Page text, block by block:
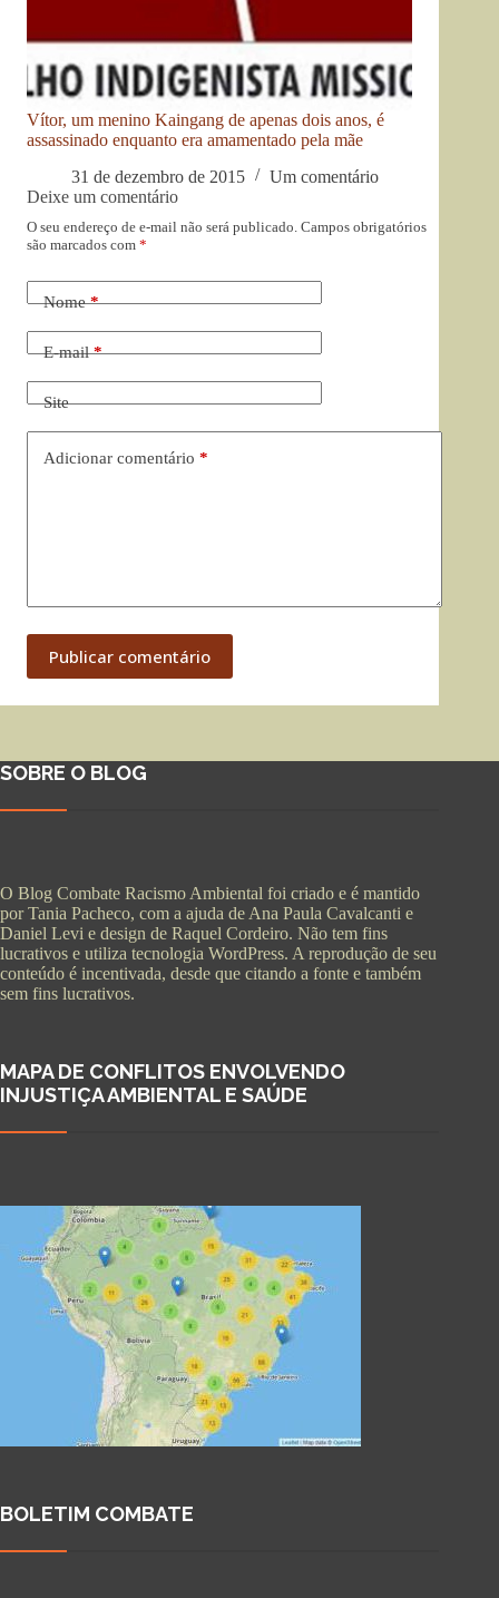
Vítor, um menino Kaingang de apenas dois anos, é
assassinado enquanto era amamentado pela mãe
31 de dezembro de 2015
Um comentário
Deixe um comentário
O seu endereço de e-mail não será publicado. Campos obrigatórios
são marcados com *
Nome*
E-mail*
Site
Adicionar comentário *
Publicar comentário
SOBRE O BLOG
O Blog Combate Racismo Ambiental foi criado e é mantido
por Tania Pacheco, com a ajuda de Ana Paula Cavalcanti e
Daniel Levi e design de Raquel Cordeiro. Não tem fins
lucrativos e utiliza tecnologia WordPress. A reprodução de seu
conteúdo é incentivada, desde que citando a fonte e também
sem fins lucrativos.
MAPA DE CONFLITOS ENVOLVENDO
INJUSTIÇA AMBIENTAL E SAÚDE
BOLETIM COMBATE